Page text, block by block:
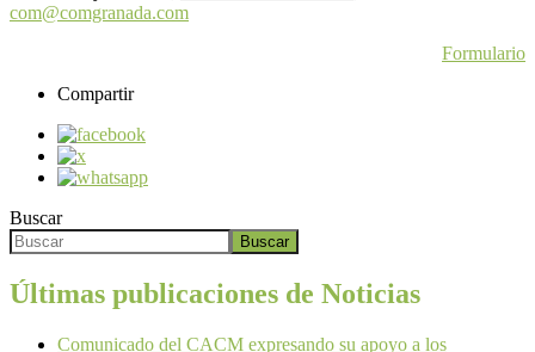
com@comgranada.com
Formulario
Compartir
Buscar
Buscar
Últimas publicaciones de Noticias
Comunicado del CACM expresando su apoyo a los